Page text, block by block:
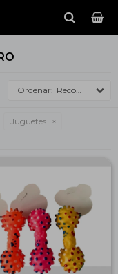
Recomendados
Juguetes